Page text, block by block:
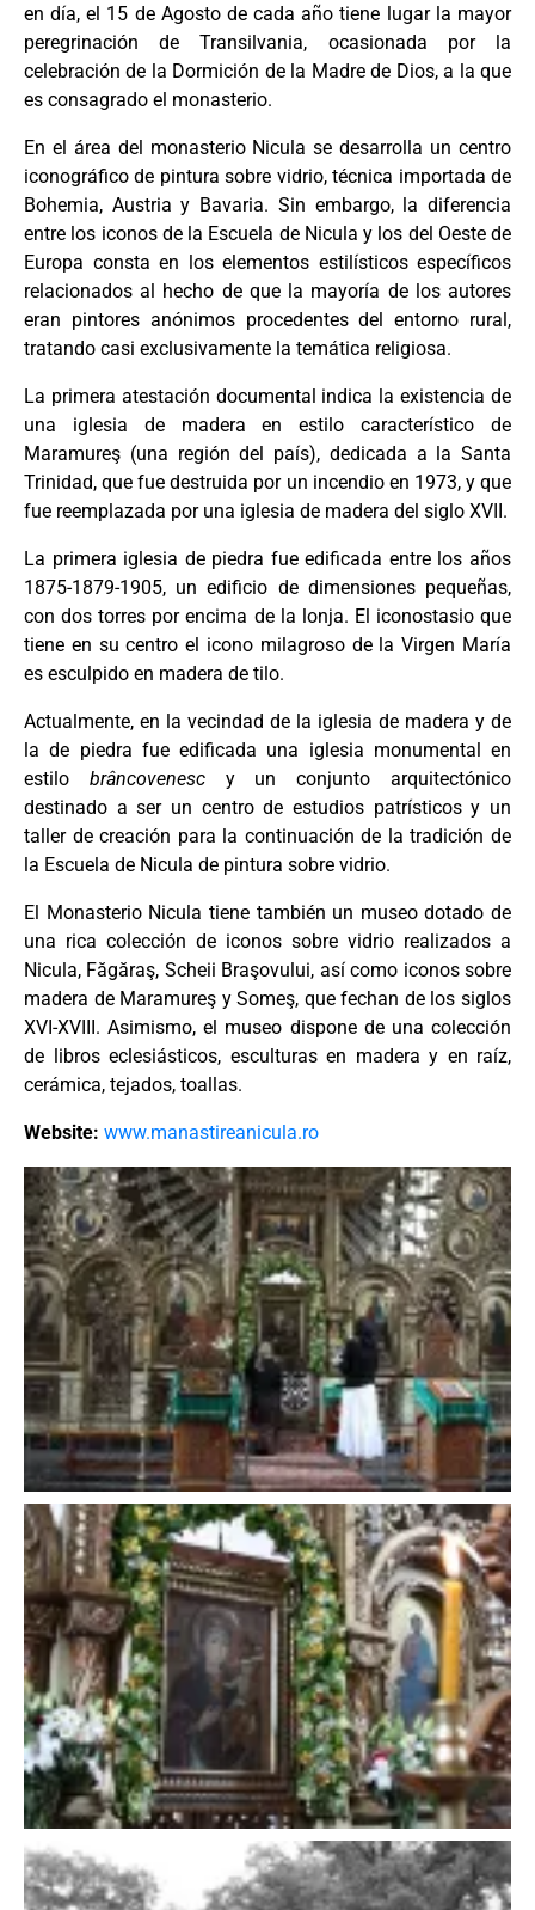
en día, el 15 de Agosto de cada año tiene lugar la mayor
peregrinación de Transilvania, ocasionada por la
celebración de la Dormición de la Madre de Dios, a la que
es consagrado el monasterio.
En el área del monasterio Nicula se desarrolla un centro
iconográfico de pintura sobre vidrio, técnica importada de
Bohemia, Austria y Bavaria. Sin embargo, la diferencia
entre los iconos de la Escuela de Nicula y los del Oeste de
Europa consta en los elementos estilísticos específicos
relacionados al hecho de que la mayoría de los autores
eran pintores anónimos procedentes del entorno rural,
tratando casi exclusivamente la temática religiosa.
La primera atestación documental indica la existencia de
una iglesia de madera en estilo característico de
Maramureş (una región del país), dedicada a la Santa
Trinidad, que fue destruida por un incendio en 1973, y que
fue reemplazada por una iglesia de madera del siglo XVII.
La primera iglesia de piedra fue edificada entre los años
1875-1879-1905, un edificio de dimensiones pequeñas,
con dos torres por encima de la lonja. El iconostasio que
tiene en su centro el icono milagroso de la Virgen María
es esculpido en madera de tilo.
Actualmente, en la vecindad de la iglesia de madera y de
la de piedra fue edificada una iglesia monumental en
estilo brâncovenescy un conjunto arquitectónico
destinado a ser un centro de estudios patrísticos y un
taller de creación para la continuación de la tradición de
la Escuela de Nicula de pintura sobre vidrio.
El Monasterio Nicula tiene también un museo dotado de
una rica colección de iconos sobre vidrio realizados a
Nicula, Făgăraş, Scheii Braşovului, así como iconos sobre
madera de Maramureş y Someş, que fechan de los siglos
XVI-XVIII. Asimismo, el museo dispone de una colección
de libros eclesiásticos, esculturas en madera y en raíz,
cerámica, tejados, toallas.
Website: www.manastireanicula.ro